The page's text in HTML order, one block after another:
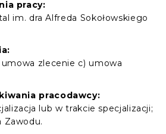
pracy:
im. dra Alfreda Sokołowskiego
zlecenie c) umowa
pracodawcy:
lub w trakcie specjalizacji;
Zawodu.